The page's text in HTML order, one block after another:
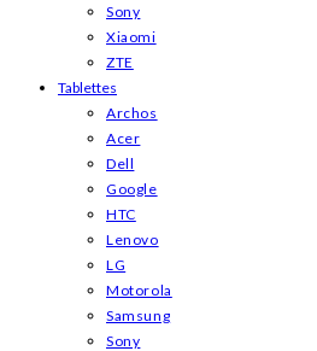
Sony
Xiaomi
ZTE
Tablettes
Archos
Acer
Dell
Google
HTC
Lenovo
LG
Motorola
Samsung
Sony